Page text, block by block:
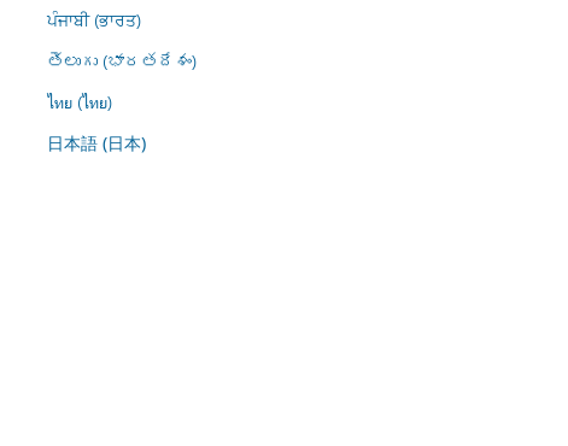
ਪੰਜਾਬੀ (ਭਾਰਤ)
తెలుగు (భారతదేశం)
ไทย (ไทย)
日本語 (日本)